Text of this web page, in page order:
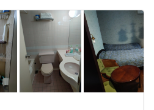
じめ、『懐石風和食』をご用意。
』で、元気な一日のスタートをど